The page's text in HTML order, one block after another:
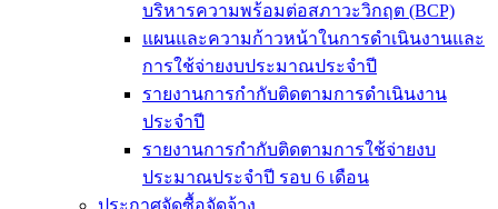
บริหารความพร้อมต่อสภาวะวิกฤต (BCP)
แผนและความก้าวหน้าในการดำเนินงานและ
การใช้จ่ายงบประมาณประจำปี
รายงานการกำกับติดตามการดำเนินงาน
ประจำปี
รายงานการกำกับติดตามการใช้จ่ายงบ
ประมาณประจำปี รอบ 6 เดือน
ประกาศจัดซื้อจัดจ้าง